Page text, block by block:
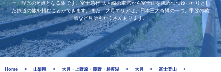
ー・観光の起点となる駅です。富士急行 大月線の車窓から富士山を眺めつつゆったりとし
た鉄道の旅を頼むことができます。また、大月エリアは、日本三大奇矯の一つ、甲斐の猿
橋など見所もたくさんあります。
Home 山梨県 大月・上野原・藤野・相模湖 大月
富士登山